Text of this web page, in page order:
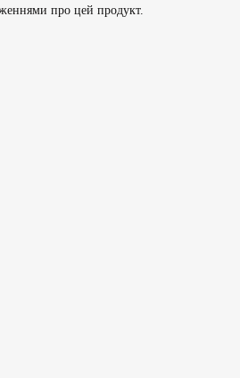
про цей продукт.